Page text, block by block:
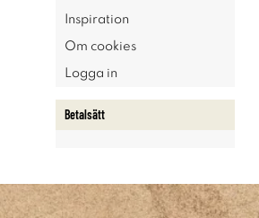
Inspiration
Om cookies
Logga in
Betalsätt